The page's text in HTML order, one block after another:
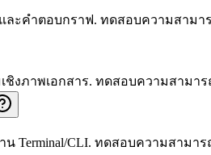
ละคำตอบกราฟ. ทดสอบความสามา
ชิงภาพเอกสาร. ทดสอบความสามาร
น Terminal/CLI. ทดสอบความสามารถ